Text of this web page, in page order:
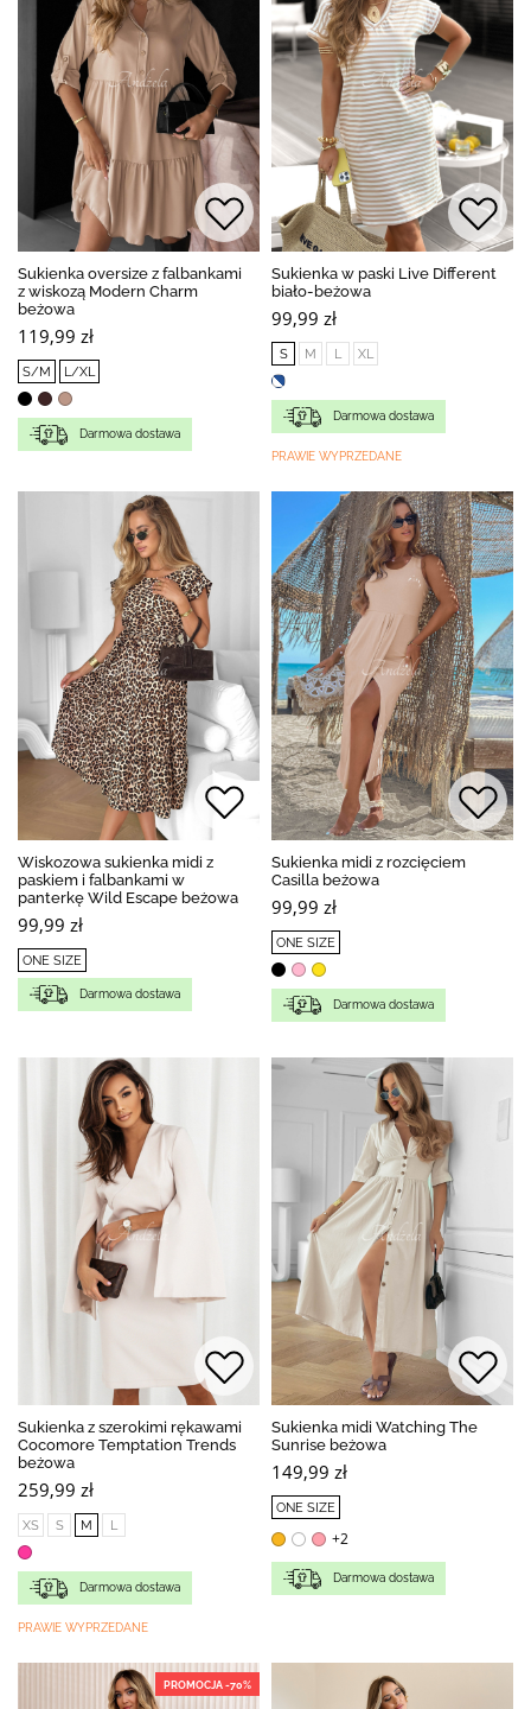
Sukienka oversize z falbankami
z wiskozą Modern Charm
beżowa
119,99 zł
S/M L/XL
Darmowa dostawa
Sukienka w paski Live Different
biało-beżowa
99,99 zł
S M L XL
Darmowa dostawa
PRAWIE WYPRZEDANE
Wiskozowa sukienka midi z
paskiem i falbankami w
panterkę Wild Escape beżowa
99,99 zł
ONE SIZE
Darmowa dostawa
Sukienka midi z rozcięciem
Casilla beżowa
99,99 zł
ONE SIZE
Darmowa dostawa
Sukienka z szerokimi rękawami
Cocomore Temptation Trends
beżowa
259,99 zł
XS S M L
Darmowa dostawa
PRAWIE WYPRZEDANE
Sukienka midi Watching The
Sunrise beżowa
149,99 zł
ONE SIZE
+2
Darmowa dostawa
PROMOCJA -70%